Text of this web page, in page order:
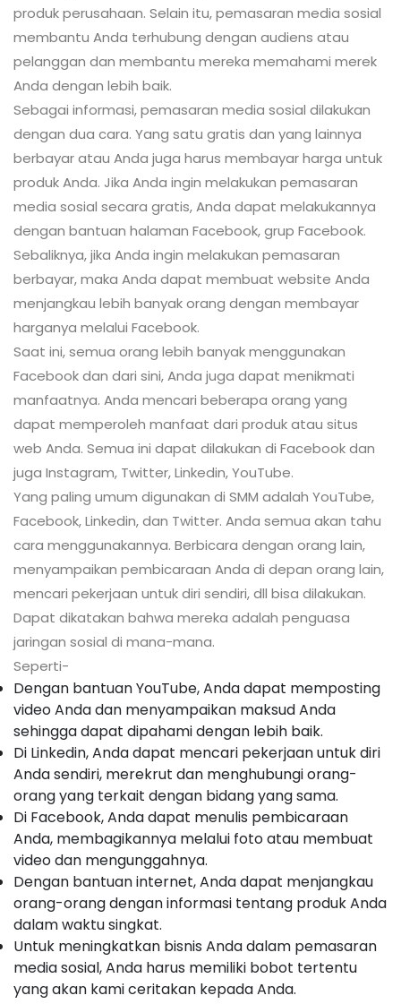
produk perusahaan. Selain itu, pemasaran media sosial
membantu Anda terhubung dengan audiens atau
pelanggan dan membantu mereka memahami merek
Anda dengan lebih baik.
Sebagai informasi, pemasaran media sosial dilakukan
dengan dua cara. Yang satu gratis dan yang lainnya
berbayar atau Anda juga harus membayar harga untuk
produk Anda. Jika Anda ingin melakukan pemasaran
media sosial secara gratis, Anda dapat melakukannya
dengan bantuan halaman Facebook, grup Facebook.
Sebaliknya, jika Anda ingin melakukan pemasaran
berbayar, maka Anda dapat membuat website Anda
menjangkau lebih banyak orang dengan membayar
harganya melalui Facebook.
Saat ini, semua orang lebih banyak menggunakan
Facebook dan dari sini, Anda juga dapat menikmati
manfaatnya. Anda mencari beberapa orang yang
dapat memperoleh manfaat dari produk atau situs
web Anda. Semua ini dapat dilakukan di Facebook dan
juga Instagram, Twitter, Linkedin, YouTube.
Yang paling umum digunakan di SMM adalah YouTube,
Facebook, Linkedin, dan Twitter. Anda semua akan tahu
cara menggunakannya. Berbicara dengan orang lain,
menyampaikan pembicaraan Anda di depan orang lain,
mencari pekerjaan untuk diri sendiri, dll bisa dilakukan.
Dapat dikatakan bahwa mereka adalah penguasa
jaringan sosial di mana-mana.
Seperti-
Dengan bantuan YouTube, Anda dapat memposting
video Anda dan menyampaikan maksud Anda
sehingga dapat dipahami dengan lebih baik.
Di Linkedin, Anda dapat mencari pekerjaan untuk diri
Anda sendiri, merekrut dan menghubungi orang-
orang yang terkait dengan bidang yang sama.
Di Facebook, Anda dapat menulis pembicaraan
Anda, membagikannya melalui foto atau membuat
video dan mengunggahnya.
Dengan bantuan internet, Anda dapat menjangkau
orang-orang dengan informasi tentang produk Anda
dalam waktu singkat.
Untuk meningkatkan bisnis Anda dalam pemasaran
media sosial, Anda harus memiliki bobot tertentu
yang akan kami ceritakan kepada Anda.